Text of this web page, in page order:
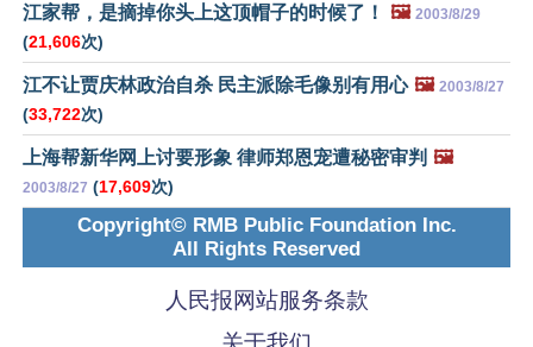
江家帮，是摘掉你头上这顶帽子的时候了！ 🖼️ 2003/8/29
(21,606次)
江不让贾庆林政治自杀 民主派除毛像别有用心 🖼️ 2003/8/27
(33,722次)
上海帮新华网上讨要形象 律师郑恩宠遭秘密审判 🖼️
2003/8/27 (17,609次)
Copyright© RMB Public Foundation Inc.
All Rights Reserved
人民报网站服务条款